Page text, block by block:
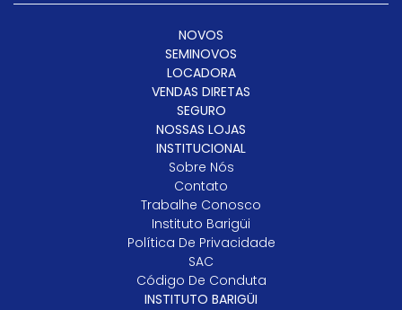
NOVOS
SEMINOVOS
LOCADORA
VENDAS DIRETAS
SEGURO
NOSSAS LOJAS
INSTITUCIONAL
Sobre Nós
Contato
Trabalhe Conosco
Instituto Barigüi
Política De Privacidade
SAC
Código De Conduta
INSTITUTO BARIGÜI